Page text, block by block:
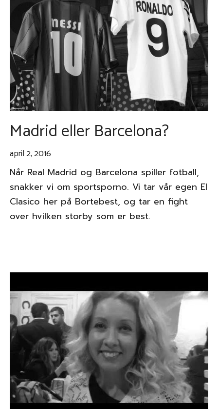
Madrid eller Barcelona?
april 2, 2016
Når Real Madrid og Barcelona spiller fotball,
snakker vi om sportsporno. Vi tar vår egen El
Clasico her på Bortebest, og tar en fight
over hvilken storby som er best.